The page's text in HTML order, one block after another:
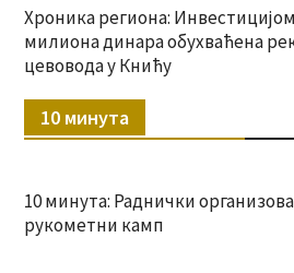
Хроника региона:
милиона динара обухваћена
цевовода у Книћу
10 минута
10 минута: Раднички
рукометни камп